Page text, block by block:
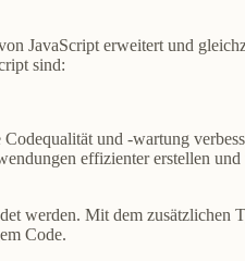
JavaScript erweitert und
sind:
und -wartung
effizienter erstellen
werden. Mit dem zusätzlichen
Code.